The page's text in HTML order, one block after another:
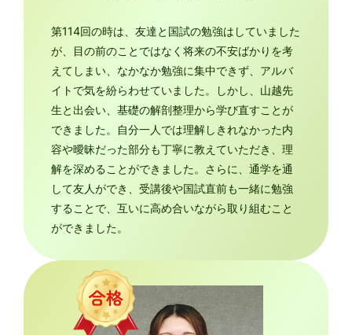
第114回の時は、友達と国試の勉強はしていました
が、目の前のことではなく将来の不安ばかりを考
えてしまい、なかなか勉強に集中できず、アルバ
イトで気を紛らわせていました。しかし、山越先
生と出会い、基礎の解剖整理から学び直すことが
できました。自分一人では理解しきれなかった内
容や曖昧だった部分も丁寧に教えていただき、理
解を深めることができました。さらに、通学を通
して友人ができ、受講後や国試直前も一緒に勉強
することで、互いに高め合いながら取り組むこと
ができました。